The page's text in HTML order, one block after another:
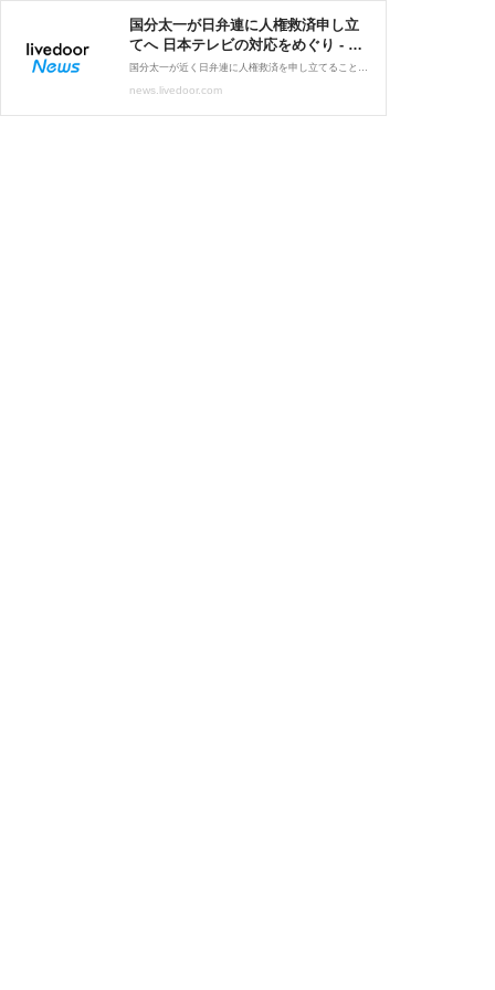
国分太一が日弁連に人権救済申し立
てへ 日本テレビの対応をめぐり - ラ
イブドアニュース
国分太一が近く日弁連に人権救済を申し立てることが分かった。自身を番組から降板させた日本テレビの対応に瑕疵があったとしている
news.livedoor.com